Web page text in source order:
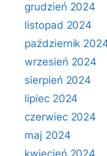
grudzień 2024
listopad 2024
październik
wrzesień 2024
sierpień 2024
lipiec 2024
czerwiec 2024
maj 2024
kwiecień 2024